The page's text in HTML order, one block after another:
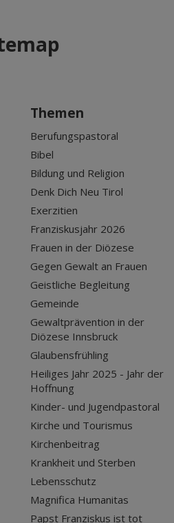
Themen
Berufungspastoral
Bibel
Bildung und Religion
Denk Dich Neu Tirol
Exerzitien
Franziskusjahr 2026
Frauen in der Diözese
Gegen Gewalt an Frauen
Geistliche Begleitung
Gemeinde
Gewaltprävention in der
Diözese Innsbruck
Glaubensfrühling
Heiliges Jahr 2025 - Jahr der
Hoffnung
Kinder- und Jugendpastoral
Kirche und Tourismus
Kirchenbeitrag
Krankheit und Sterben
Lebensschutz
Magnifica Humanitas
Papst Franziskus ist tot